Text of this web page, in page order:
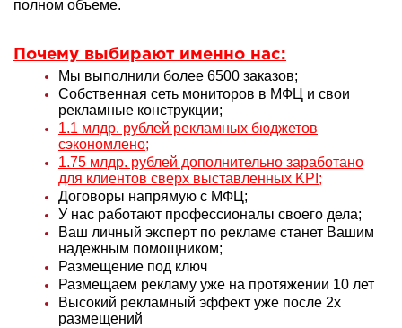
полном объеме.
Почему выбирают именно нас:
Мы выполнили более 6500 заказов;
Собственная сеть мониторов в МФЦ и свои
рекламные конструкции;
1.1 млдр. рублей рекламных бюджетов
сэкономлено;
1.75 млдр. рублей дополнительно заработано
для клиентов сверх выставленных KPI;
Договоры напрямую с МФЦ;
У нас работают профессионалы своего дела;
Ваш личный эксперт по рекламе станет Вашим
надежным помощником;
Размещение под ключ
Размещаем рекламу уже на протяжении 10 лет
Высокий рекламный эффект уже после 2х
размещений